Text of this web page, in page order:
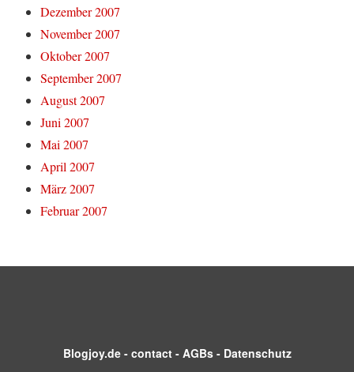
Dezember 2007
November 2007
Oktober 2007
September 2007
August 2007
Juni 2007
Mai 2007
April 2007
März 2007
Februar 2007
Blogjoy.de- contact- AGBs- Datenschutz